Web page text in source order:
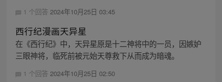
1 个回答 2024年10月25日 03:45
西行纪漫画天异星
在《西行纪》中，天异星原是十二神将中的一员，因嫉妒
三眼神将，临死前被元始天尊救下从而成为暗魂。
1 个回答 2024年10月25日 02:50